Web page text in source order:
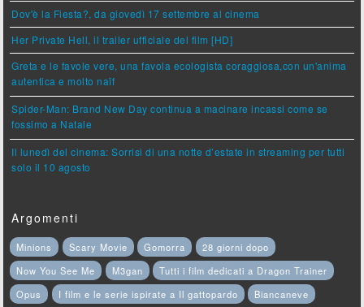
Dov'è la Fiesta?, da giovedì 17 settembre al cinema
Her Private Hell, il trailer ufficiale del film [HD]
Greta e le favole vere, una favola ecologista coraggiosa,con un'anima
autentica e molto naïf
Spider-Man: Brand New Day continua a macinare incassi come se
fossimo a Natale
Il lunedì del cinema: Sorrisi di una notte d’estate in streaming per tutti
solo il 10 agosto
Argomenti
Minions Scary Movie Gomorra
28 giorni dopo
Now You See Me
M3gan
Tutti i film dedicati a Dragon Trainer
Opus
I film e le serie ispirate a Il gattopardo
Biancaneve